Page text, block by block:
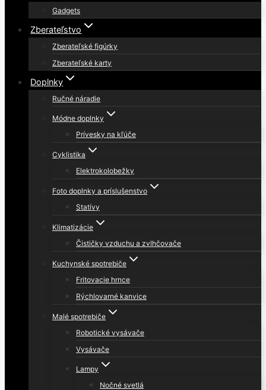
Gadgets
Zberateľstvo
Zberateľské figúrky
Zberateľské karty
Doplnky
Ručné náradie
Módne doplnky
Prívesky na kľúče
Cyklistika
Elektrokolobežky
Foto doplnky a príslušenstvo
Statívy
Klimatizácie
Čističky vzduchu a zvlhčovače
Kuchynské spotrebiče
Fritovacie hrnce
Rýchlovarné kanvice
Malé spotrebiče
Robotické vysávače
Vysávače
Lampy
Nočné svetlá